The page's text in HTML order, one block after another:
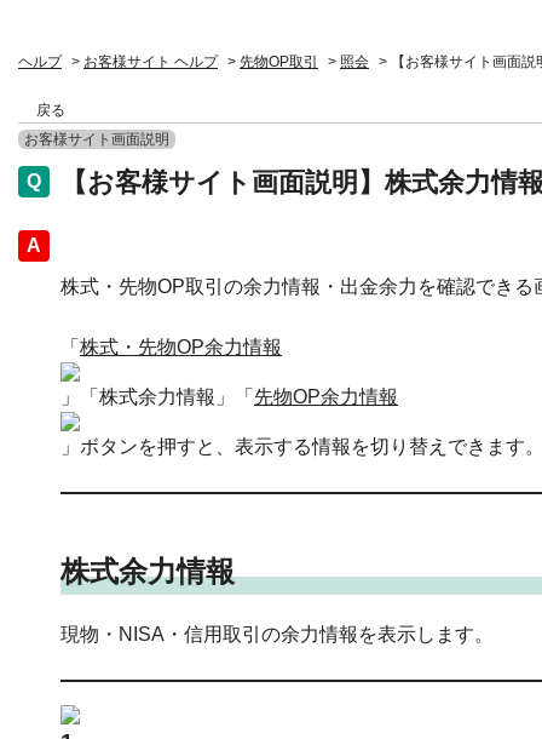
ヘルプ > お客様サイト ヘルプ > 先物OP取引 > 照会 > 【お客様サイト画面
戻る
お客様サイト画面説明
【お客様サイト画面説明】株式余力情
回答
株式・先物OP取引の余力情報・出金余力を確認できる
「 株式・先物OP余力情報
」「株式余力情報」「 先物OP余力情報
」ボタンを押すと、表示する情報を切り替えできます
株式余力情報
現物・NISA・信用取引の余力情報を表示します。